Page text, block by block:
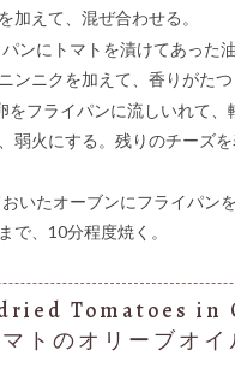
加えて、混ぜ合わせる。
ンにトマトを漬けてあった
ンニクを加えて、香りがたつ
をフライパンに流しいれて、
弱火にする。残りのチーズ
いたオーブンにフライパン
で、10分程度焼く。
Tomatoes in
トのオリーブオイ